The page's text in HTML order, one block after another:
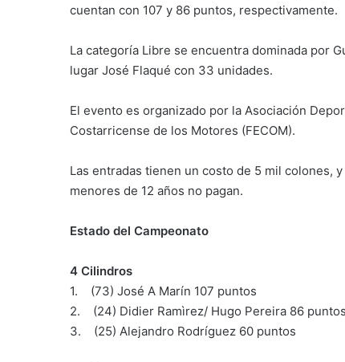
cuentan con 107 y 86 puntos, respectivamente.
La categoría Libre se encuentra dominada por
lugar José Flaqué con 33 unidades.
El evento es organizado por la Asociación
Costarricense de los Motores (FECOM).
Las entradas tienen un costo de 5 mil colones,
menores de 12 años no pagan.
Estado del Campeonato
4 Cilindros
1. (73) José A Marín 107 puntos
2. (24) Didier Ramìrez/ Hugo Pereira 86 puntos
3. (25) Alejandro Rodríguez 60 puntos